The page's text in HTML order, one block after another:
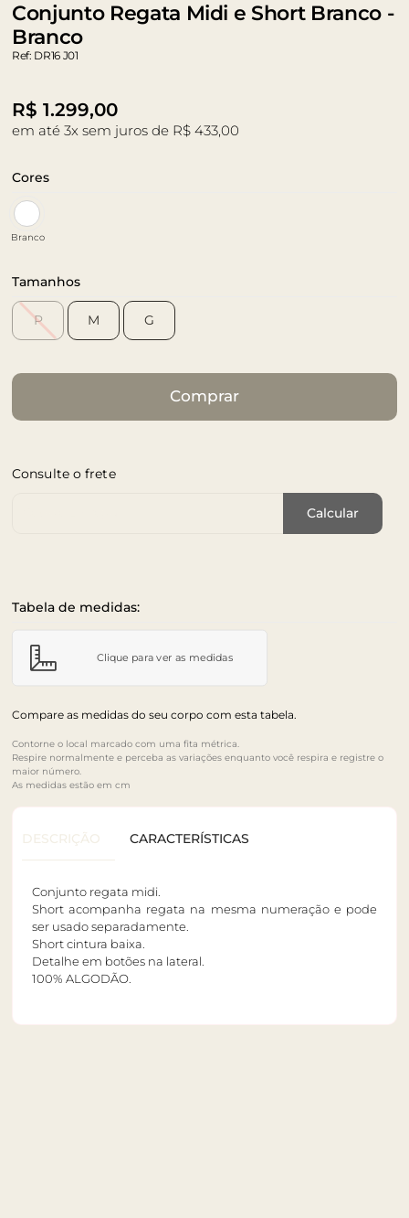
Conjunto Regata Midi e Short Branco -
Branco
Ref: DR16 J01
R$ 1.299,00
em até 3x sem juros de R$ 433,00
Cores
Branco
Tamanhos
P M G
Comprar
Consulte o frete
Calcular
Tabela de medidas:
Clique para ver as medidas
Compare as medidas do seu corpo com esta tabela.
Contorne o local marcado com uma fita métrica.
Respire normalmente e perceba as variações enquanto você respira e registre o
maior número.
As medidas estão em cm
DESCRIÇÃO CARACTERÍSTICAS
Conjunto regata midi.
Short acompanha regata na mesma numeração e pode
ser usado separadamente.
Short cintura baixa.
Detalhe em botões na lateral.
100% ALGODÃO.